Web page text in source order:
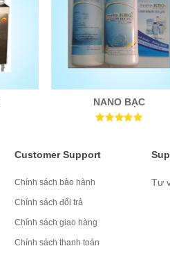
NANO BẠC
Customer Support
Chính sách bảo hành
Chính sách đổi trả
Chính sách giao hàng
Chính sách thanh toán
Tư